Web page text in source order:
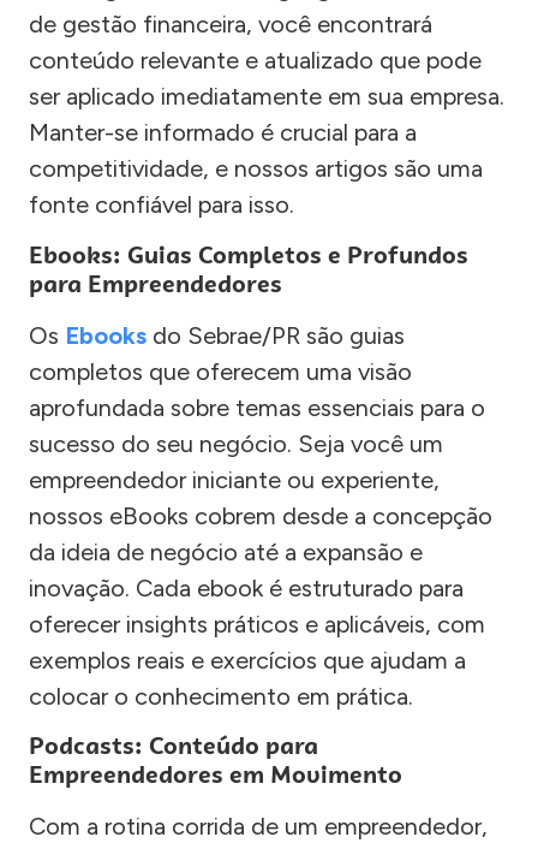
de gestão financeira, você encontrará
conteúdo relevante e atualizado que pode
ser aplicado imediatamente em sua empresa.
Manter-se informado é crucial para a
competitividade, e nossos artigos são uma
fonte confiável para isso.
Ebooks: Guias Completos e Profundos
para Empreendedores
Os Ebooks do Sebrae/PR são guias
completos que oferecem uma visão
aprofundada sobre temas essenciais para o
sucesso do seu negócio. Seja você um
empreendedor iniciante ou experiente,
nossos eBooks cobrem desde a concepção
da ideia de negócio até a expansão e
inovação. Cada ebook é estruturado para
oferecer insights práticos e aplicáveis, com
exemplos reais e exercícios que ajudam a
colocar o conhecimento em prática.
Podcasts: Conteúdo para
Empreendedores em Movimento
Com a rotina corrida de um empreendedor,